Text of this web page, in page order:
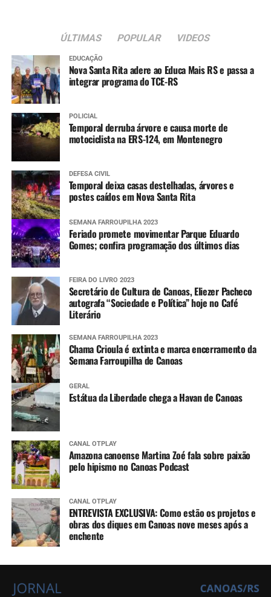
ÚLTIMAS POPULAR VIDEOS
EDUCAÇÃO
Nova Santa Rita adere ao Educa Mais RS e passa a
integrar programa do TCE-RS
POLICIAL
Temporal derruba árvore e causa morte de
motociclista na ERS-124, em Montenegro
DEFESA CIVIL
Temporal deixa casas destelhadas, árvores e
postes caídos em Nova Santa Rita
SEMANA FARROUPILHA 2023
Feriado promete movimentar Parque Eduardo
Gomes; confira programação dos últimos dias
FEIRA DO LIVRO 2023
Secretário de Cultura de Canoas, Eliezer Pacheco
autografa “Sociedade e Política” hoje no Café
Literário
SEMANA FARROUPILHA 2023
Chama Crioula é extinta e marca encerramento da
Semana Farroupilha de Canoas
GERAL
Estátua da Liberdade chega a Havan de Canoas
CANAL OTPLAY
Amazona canoense Martina Zoé fala sobre paixão
pelo hipismo no Canoas Podcast
CANAL OTPLAY
ENTREVISTA EXCLUSIVA: Como estão os projetos e
obras dos diques em Canoas nove meses após a
enchente